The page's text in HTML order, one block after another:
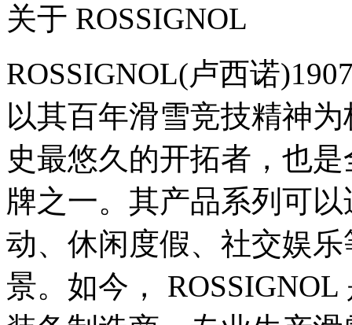
关于 ROSSIGNOL
ROSSIGNOL(卢西诺
以其百年滑雪竞技精神
史最悠久的开拓者，也
牌之一。其产品系列可
动、休闲度假、社交娱
景。如今，